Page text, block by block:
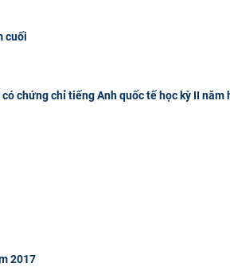
cuối
chứng chỉ tiếng Anh quốc tế học kỳ II năm
2017